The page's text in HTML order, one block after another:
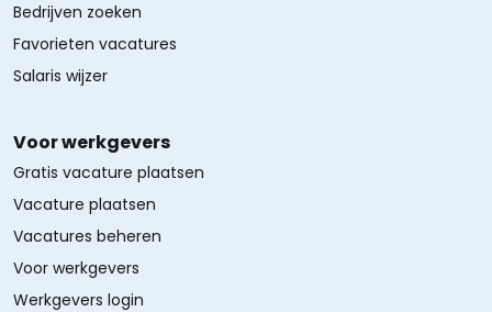
Bedrijven zoeken
Favorieten vacatures
Salaris wijzer
Voor werkgevers
Gratis vacature plaatsen
Vacature plaatsen
Vacatures beheren
Voor werkgevers
Werkgevers login